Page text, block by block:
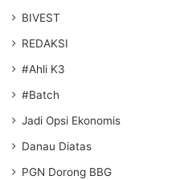
BIVEST
REDAKSI
#Ahli K3
#Batch
Jadi Opsi Ekonomis
Danau Diatas
PGN Dorong BBG